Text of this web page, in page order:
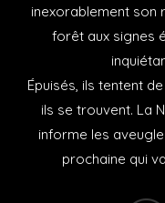
inexorablement son
forêt aux signes
Épuisés, ils tentent
ils se trouvent. La
informe les
prochaine qui